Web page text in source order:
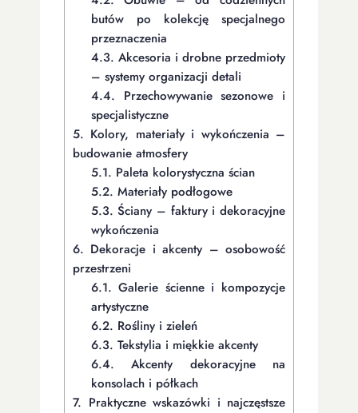
butów po kolekcję specjalnego
przeznaczenia
4.3. Akcesoria i drobne przedmioty
– systemy organizacji detali
4.4. Przechowywanie sezonowe i
specjalistyczne
5. Kolory, materiały i wykończenia –
budowanie atmosfery
5.1. Paleta kolorystyczna ścian
5.2. Materiały podłogowe
5.3. Ściany – faktury i dekoracyjne
wykończenia
6. Dekoracje i akcenty – osobowość
przestrzeni
6.1. Galerie ścienne i kompozycje
artystyczne
6.2. Rośliny i zieleń
6.3. Tekstylia i miękkie akcenty
6.4. Akcenty dekoracyjne na
konsolach i półkach
7. Praktyczne wskazówki i najczęstsze